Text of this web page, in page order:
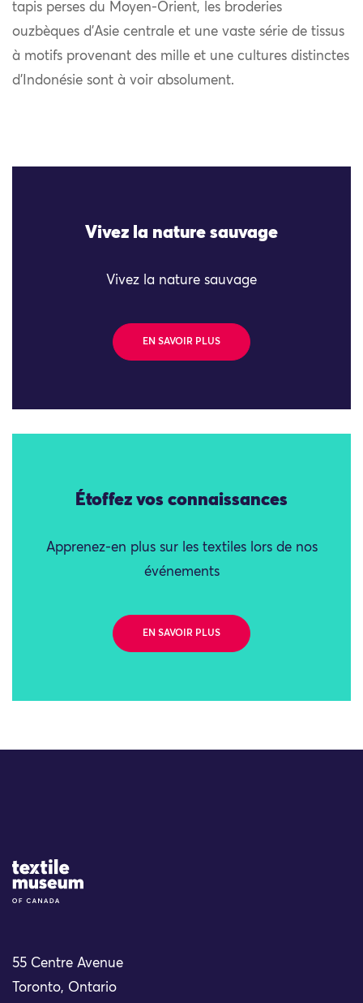
tapis perses du Moyen-Orient, les broderies
ouzbèques d’Asie centrale et une vaste série de tissus
à motifs provenant des mille et une cultures distinctes
d’Indonésie sont à voir absolument.
Vivez la nature sauvage
Vivez la nature sauvage
EN SAVOIR PLUS
Étoffez vos connaissances
Apprenez-en plus sur les textiles lors de nos
événements
EN SAVOIR PLUS
Site Logo
55 Centre Avenue
Toronto, Ontario